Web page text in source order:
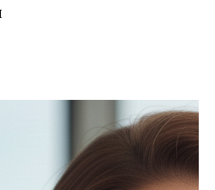
нам